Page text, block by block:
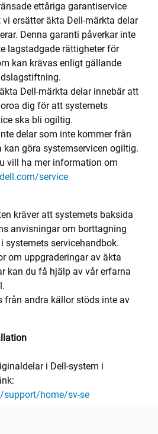
ettåriga garantiservice
ersätter äkta Dell-märkta delar
Denna garanti påverkar inte
lagstadgade rättigheter för
kan krävas enligt gällande
Dell-märkta delar innebär att
dig för att systemets
ska bli ogiltig.
delar som inte kommer från
kan göra systemservicen ogiltig.
vill ha mer information om
service
kräver att systemets baksida
anvisningar om borttagning
systemets servicehandbok.
om uppgraderingar av äkta
kan du få hjälp av vår erfarna
från andra källor stöds inte av
i Dell-system i
support/home/sv-se